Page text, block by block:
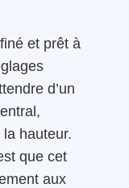
et prêt à
d’un
la hauteur.
que cet
aux